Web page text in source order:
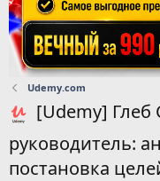
Udemy.com
[Udemy]
руководитель:
постановка